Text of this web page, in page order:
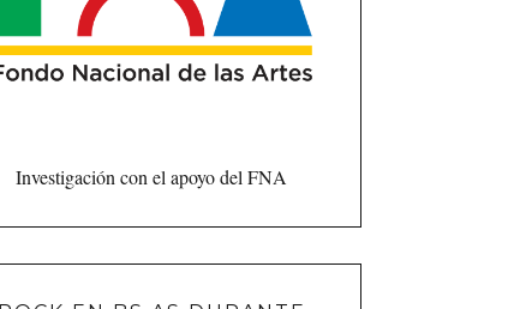
Investigación con el apoyo del FNA